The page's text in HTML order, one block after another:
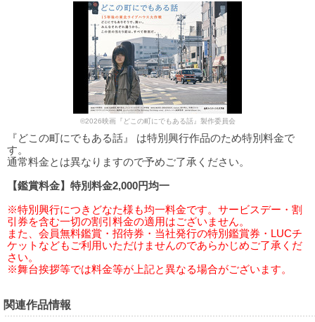
©2026映画『どこの町にでもある話』製作委員会
『どこの町にでもある話』 は特別興行作品のため特別料金で
す。
通常料金とは異なりますので予めご了承ください。
【鑑賞料金】特別料金2,000円均一
※特別興行につきどなた様も均一料金です。サービスデー・割
引券を含む一切の割引料金の適用はございません。
また、会員無料鑑賞・招待券・当社発行の特別鑑賞券・LUCチ
ケットなどもご利用いただけませんのであらかじめご了承くだ
さい。
※舞台挨拶等では料金等が上記と異なる場合がございます。
関連作品情報